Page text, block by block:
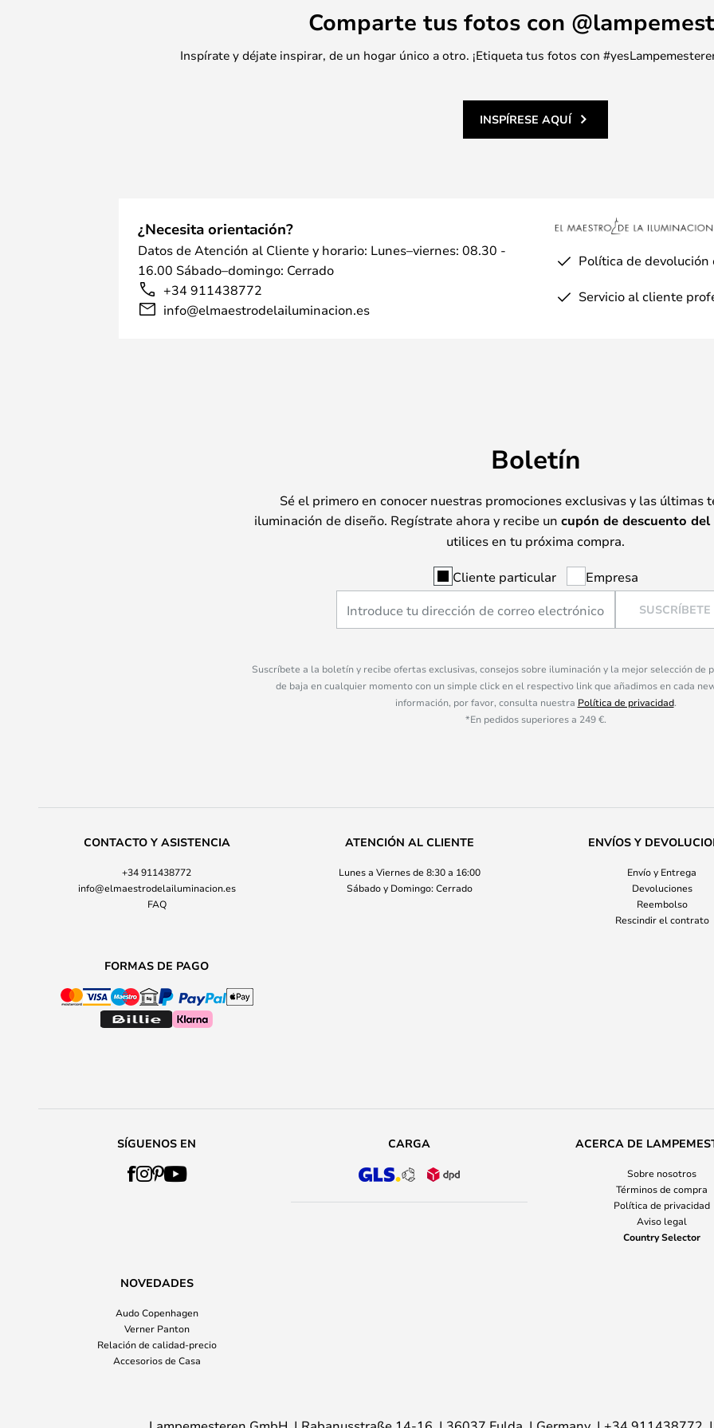
Comparte tus fotos con
Inspírate y déjate inspirar, de un hogar único a otro. ¡Etiqueta tus fotos con
INSPÍRESE AQUÍ
¿Necesita orientación?
Datos de Atención al Cliente y horario: Lunes–viernes: 08.30 -
16.00 Sábado–domingo: Cerrado
+34 911438772
info@elmaestrodelailuminacion.es
Política de devolución
Servicio al cliente
Boletín
Sé el primero en conocer nuestras promociones exclusivas y las últimas
iluminación de diseño. Regístrate ahora y recibe un cupón de descuento del
utilices en tu próxima compra.
Cliente particular Empresa
SUSCRÍBETE
Suscríbete a la boletín y recibe ofertas exclusivas, consejos sobre iluminación y la mejor selección de
de baja en cualquier momento con un simple click en el respectivo link que añadimos en cada
información, por favor, consulta nuestra Política de privacidad.
*En pedidos superiores a 249 €.
CONTACTO Y ASISTENCIA
+34 911438772
info@elmaestrodelailuminacion.es
FAQ
ATENCIÓN AL CLIENTE
Lunes a Viernes de 8:30 a 16:00
Sábado y Domingo: Cerrado
ENVÍOS Y
Envío y Entrega
Devoluciones
Reembolso
Rescindir el contrato
FORMAS DE PAGO
SÍGUENOS EN CARGA ACERCA DE
Sobre nosotros
Términos de compra
Política de privacidad
Aviso legal
Country Selector
NOVEDADES
Audo Copenhagen
Verner Panton
Relación de calidad-precio
Accesorios de Casa